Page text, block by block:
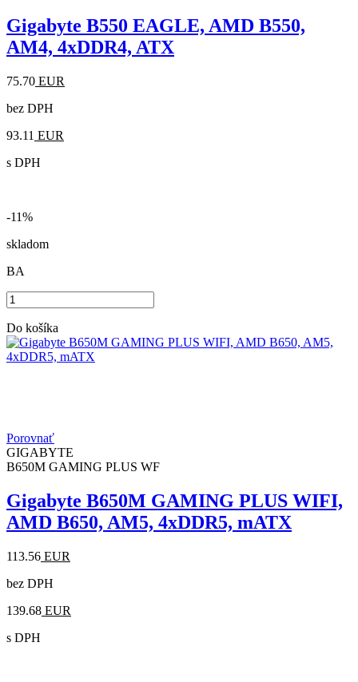
Gigabyte B550 EAGLE, AMD B550,
AM4, 4xDDR4, ATX
75.70 EUR
bez DPH
93.11 EUR
s DPH
-11%
skladom
BA
Do košíka
Porovnať
GIGABYTE
B650M GAMING PLUS WF
Gigabyte B650M GAMING PLUS WIFI,
AMD B650, AM5, 4xDDR5, mATX
113.56 EUR
bez DPH
139.68 EUR
s DPH